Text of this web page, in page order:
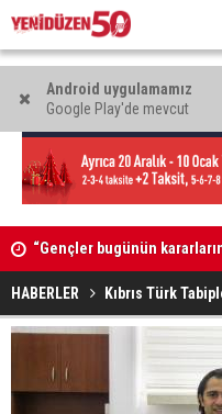
Android uygulamamız
Google Play'de mevcut
“Gençler bugünün
HABERLER Kıbrıs Türk